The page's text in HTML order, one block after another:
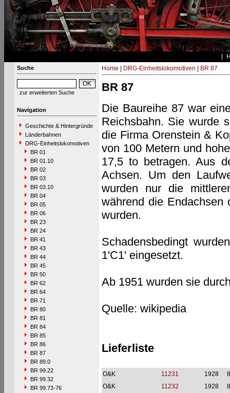
Suche
zur erweiterten Suche
Navigation
Geschichte & Hintergründe
Länderbahnen
DRG-Einheitslokomotiven
BR 01
BR 01.10
BR 02
BR 03
BR 03.10
BR 04
BR 05
BR 06
BR 23
BR 24
BR 41
BR 43
BR 44
BR 45
BR 50
BR 62
BR 64
BR 71
BR 80
BR 81
BR 84
BR 85
BR 86
BR 87
BR 89.0
BR 99.22
BR 99.32
BR 99.73-76
Home DRG-Einheitslokomotiven BR 87
BR 87
Die Baureihe 87 war
Reichsbahn. Sie wurde
die Firma Orenstein &
von 100 Metern und
17,5 to betragen. Aus
Achsen. Um den
wurden nur die
während die Endachsen
wurden.
Schadensbedingt
1'C1' eingesetzt.
Ab 1951 wurden sie
Quelle: wikipedia
Lieferliste
O&K 11231 1928
O&K
11232 1928